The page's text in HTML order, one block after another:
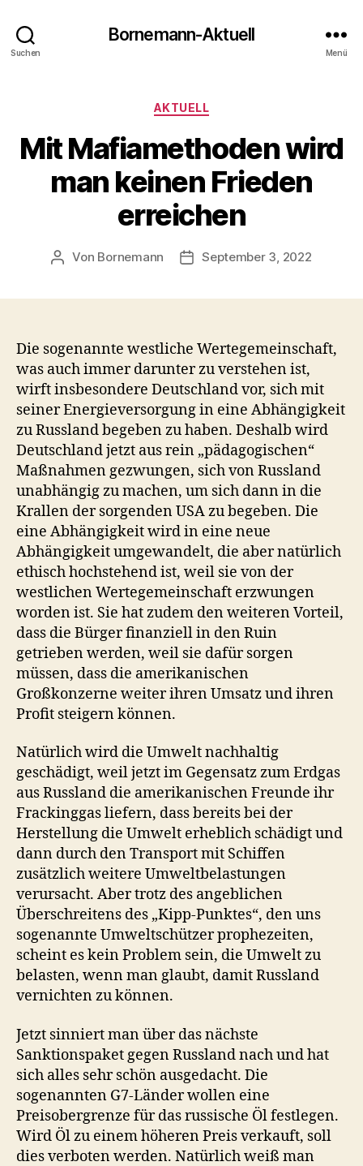
Suchen
Bornemann-Aktuell
Menü
Kategorien
AKTUELL
Mit Mafiamethoden wird
man keinen Frieden
erreichen
Beitragsautor
Von Bornemann Veröffentlichungsdatum
September 3, 2022
Die sogenannte westliche Wertegemeinschaft,
was auch immer darunter zu verstehen ist,
wirft insbesondere Deutschland vor, sich mit
seiner Energieversorgung in eine Abhängigkeit
zu Russland begeben zu haben. Deshalb wird
Deutschland jetzt aus rein „pädagogischen“
Maßnahmen gezwungen, sich von Russland
unabhängig zu machen, um sich dann in die
Krallen der sorgenden USA zu begeben. Die
eine Abhängigkeit wird in eine neue
Abhängigkeit umgewandelt, die aber natürlich
ethisch hochstehend ist, weil sie von der
westlichen Wertegemeinschaft erzwungen
worden ist. Sie hat zudem den weiteren Vorteil,
dass die Bürger finanziell in den Ruin
getrieben werden, weil sie dafür sorgen
müssen, dass die amerikanischen
Großkonzerne weiter ihren Umsatz und ihren
Profit steigern können.
Natürlich wird die Umwelt nachhaltig
geschädigt, weil jetzt im Gegensatz zum Erdgas
aus Russland die amerikanischen Freunde ihr
Frackinggas liefern, dass bereits bei der
Herstellung die Umwelt erheblich schädigt und
dann durch den Transport mit Schiffen
zusätzlich weitere Umweltbelastungen
verursacht. Aber trotz des angeblichen
Überschreitens des „Kipp-Punktes“, den uns
sogenannte Umweltschützer prophezeiten,
scheint es kein Problem sein, die Umwelt zu
belasten, wenn man glaubt, damit Russland
vernichten zu können.
Jetzt sinniert man über das nächste
Sanktionspaket gegen Russland nach und hat
sich alles sehr schön ausgedacht. Die
sogenannten G7-Länder wollen eine
Preisobergrenze für das russische Öl festlegen.
Wird Öl zu einem höheren Preis verkauft, soll
dies verboten werden. Natürlich weiß man